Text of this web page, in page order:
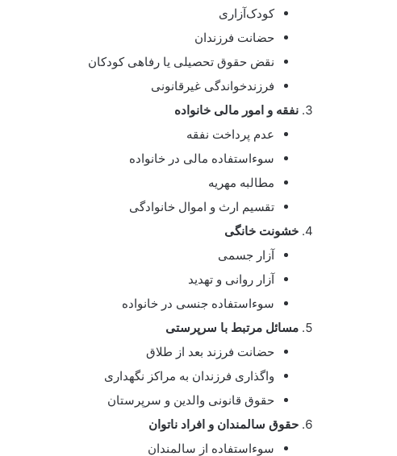
کودک‌آزاری
حضانت فرزندان
نقض حقوق تحصیلی یا رفاهی کودکان
فرزندخواندگی غیرقانونی
نفقه و امور مالی خانواده
عدم پرداخت نفقه
سوءاستفاده مالی در خانواده
مطالبه مهریه
تقسیم ارث و اموال خانوادگی
خشونت خانگی
آزار جسمی
آزار روانی و تهدید
سوءاستفاده جنسی در خانواده
مسائل مرتبط با سرپرستی
حضانت فرزند بعد از طلاق
واگذاری فرزندان به مراکز نگهداری
حقوق قانونی والدین و سرپرستان
حقوق سالمندان و افراد ناتوان
سوءاستفاده از سالمندان